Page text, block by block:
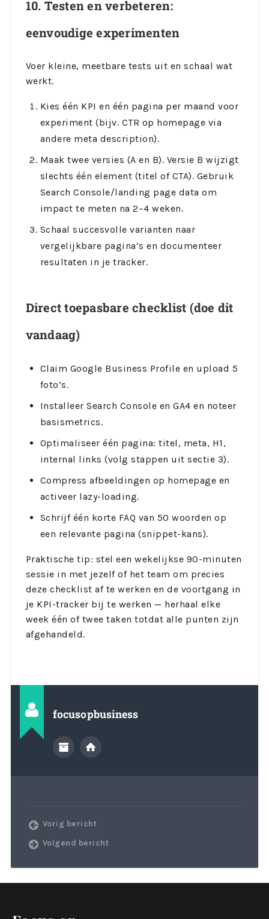
10. Testen en verbeteren:
eenvoudige experimenten
Voer kleine, meetbare tests uit en schaal wat
werkt.
Kies één KPI en één pagina per maand voor
experiment (bijv. CTR op homepage via
andere meta description).
Maak twee versies (A en B). Versie B wijzigt
slechts één element (titel of CTA). Gebruik
Search Console/landing page data om
impact te meten na 2–4 weken.
Schaal succesvolle varianten naar
vergelijkbare pagina’s en documenteer
resultaten in je tracker.
Direct toepasbare checklist (doe dit
vandaag)
Claim Google Business Profile en upload 5
foto’s.
Installeer Search Console en GA4 en noteer
basismetrics.
Optimaliseer één pagina: titel, meta, H1,
internal links (volg stappen uit sectie 3).
Compress afbeeldingen op homepage en
activeer lazy-loading.
Schrijf één korte FAQ van 50 woorden op
een relevante pagina (snippet-kans).
Praktische tip: stel een wekelijkse 90-minuten
sessie in met jezelf of het team om precies
deze checklist af te werken en de voortgang in
je KPI-tracker bij te werken — herhaal elke
week één of twee taken totdat alle punten zijn
afgehandeld.
focusopbusiness
Vorig bericht
Volgend bericht